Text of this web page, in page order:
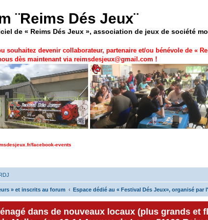
¨Reims Dés Jeux¨
de « Reims Dés Jeux », association de jeux de société
souhaitez devenir collaborateur, partenaire et/ou bénévole de «
dès maintenant viareimsdesjeux@gmail.com !
facebook-events
» et inscrits au forum Espace dédié au « Festival Dés Jeux», organisé
dans de nouveaux locaux (plus grands